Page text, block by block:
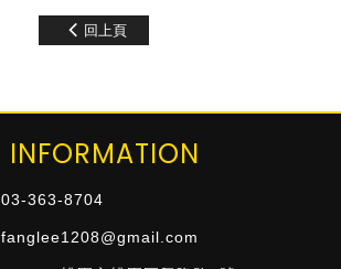
回上頁
INFORMATION
03-363-8704
fanglee1208@gmail.com